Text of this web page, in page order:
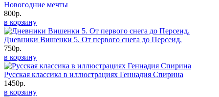
Новогодние мечты
800р.
в корзину
Дневники Вишенки 5. От первого снега до Персеид.
750р.
в корзину
Русская классика в иллюстрациях Геннадия Спирина
1450р.
в корзину